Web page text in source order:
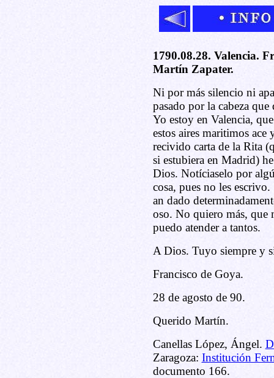
1790.08.28. Valencia.
Martín Zapater.
Ni por más silencio ni
pasado por la cabeza
Yo estoy en Valencia,
estos aires maritimos ace
recivido carta de la Rita
si estubiera en Madrid)
Dios. Notíciaselo por
cosa, pues no les
an dado
oso. No quiero más, que
puedo atender a tantos.
A Dios. Tuyo siempre y
Francisco de Goya.
28 de agosto de 90.
Querido Martín.
Canellas López, Ángel.
Zaragoza: Institución
documento 166.